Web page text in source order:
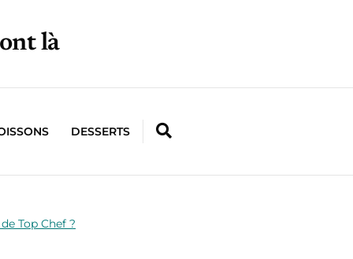
là
DESSERTS
Top Chef ?